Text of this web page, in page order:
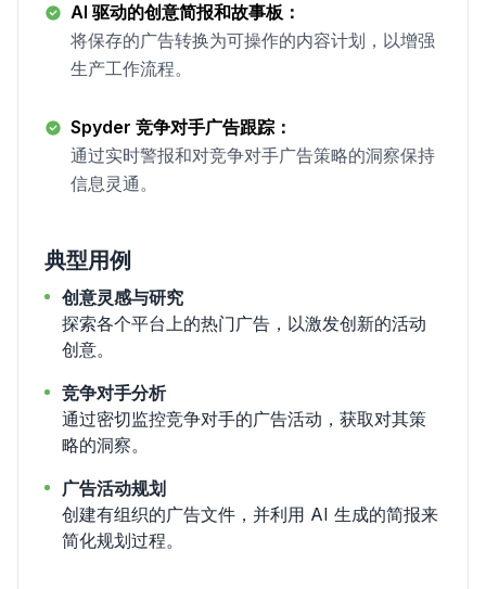
AI 驱动的创意简报和故事板：
将保存的广告转换为可操作的内容计划，以增强
生产工作流程。
Spyder 竞争对手广告跟踪：
通过实时警报和对竞争对手广告策略的洞察保持
信息灵通。
典型用例
创意灵感与研究
探索各个平台上的热门广告，以激发创新的活动
创意。
竞争对手分析
通过密切监控竞争对手的广告活动，获取对其策
略的洞察。
广告活动规划
创建有组织的广告文件，并利用 AI 生成的简报来
简化规划过程。